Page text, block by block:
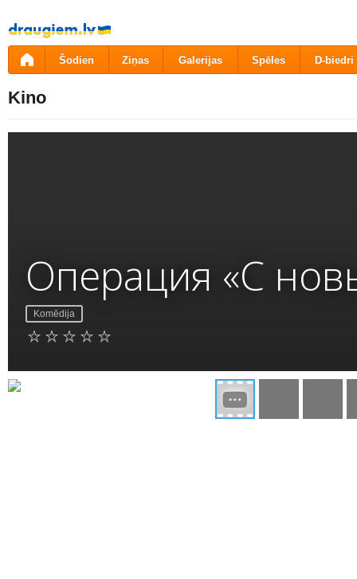
Pāriet
uz
saturu
Šodien Ziņas Galerijas Spēles D-biedri
Kino
Операция «С
Komēdija